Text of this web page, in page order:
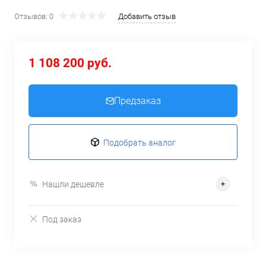
Отзывов: 0 Добавить отзыв
1 108 200 руб.
Предзаказ
Подобрать аналог
Нашли дешевле
Под заказ